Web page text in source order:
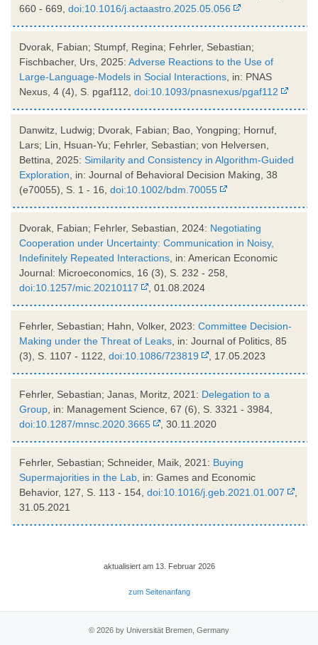
660 - 669, doi:10.1016/j.actaastro.2025.05.056
Dvorak, Fabian; Stumpf, Regina; Fehrler, Sebastian;
Fischbacher, Urs, 2025: Adverse Reactions to the Use of
Large-Language-Models in Social Interactions , in: PNAS
Nexus, 4 (4), S. pgaf112, doi:10.1093/pnasnexus/pgaf112
Danwitz, Ludwig; Dvorak, Fabian; Bao, Yongping; Hornuf,
Lars; Lin, Hsuan-Yu; Fehrler, Sebastian; von Helversen,
Bettina, 2025: Similarity and Consistency in Algorithm-Guided
Exploration , in: Journal of Behavioral Decision Making, 38
(e70055), S. 1 - 16, doi:10.1002/bdm.70055
Dvorak, Fabian; Fehrler, Sebastian, 2024: Negotiating
Cooperation under Uncertainty: Communication in Noisy,
Indefinitely Repeated Interactions , in: American Economic
Journal: Microeconomics, 16 (3), S. 232 - 258,
doi:10.1257/mic.20210117
, 01.08.2024
Fehrler, Sebastian; Hahn, Volker, 2023: Committee Decision-
Making under the Threat of Leaks , in: Journal of Politics, 85
(3), S. 1107 - 1122, doi:10.1086/723819 , 17.05.2023
Fehrler, Sebastian; Janas, Moritz, 2021: Delegation to a
Group , in: Management Science, 67 (6), S. 3321 - 3984,
doi:10.1287/mnsc.2020.3665
, 30.11.2020
Fehrler, Sebastian; Schneider, Maik, 2021: Buying
Supermajorities in the Lab , in: Games and Economic
Behavior, 127, S. 113 - 154, doi:10.1016/j.geb.2021.01.007
31.05.2021
aktualisiert am 13. Februar 2026
zum Seitenanfang
© 2026 by Universität Bremen, Germany